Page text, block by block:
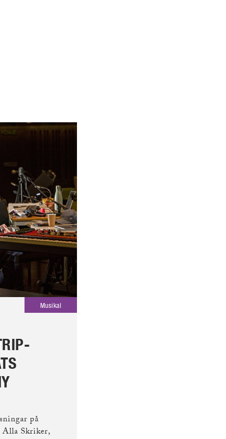
Musikal
på
Skriker,